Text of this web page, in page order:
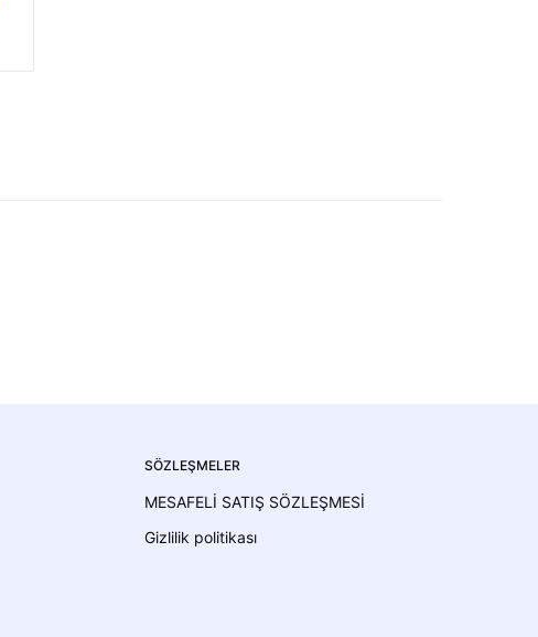
SÖZLEŞMELER
MESAFELİ SATIŞ SÖZLEŞMESİ
Gizlilik politikası